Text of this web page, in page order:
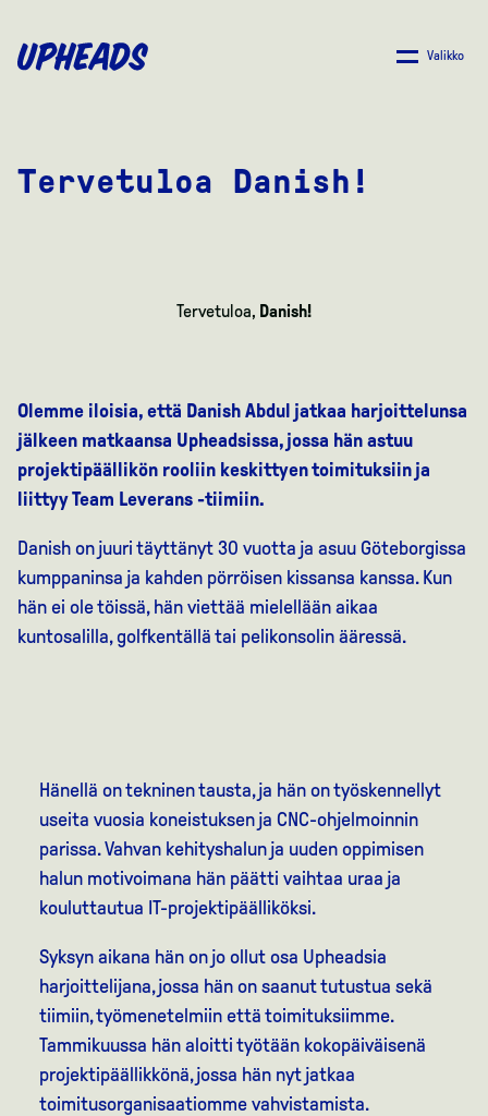
Valikko
Tervetuloa Danish!
Olemme iloisia, että Danish Abdul jatkaa harjoittelunsa
jälkeen matkaansa Upheadsissa, jossa hän astuu
projektipäällikön rooliin keskittyen toimituksiin ja
liittyy Team Leverans -tiimiin.
Danish on juuri täyttänyt 30 vuotta ja asuu Göteborgissa
kumppaninsa ja kahden pörröisen kissansa kanssa. Kun
hän ei ole töissä, hän viettää mielellään aikaa
kuntosalilla, golfkentällä tai pelikonsolin ääressä.
Tervetuloa, Danish!
Hänellä on tekninen tausta, ja hän on työskennellyt
useita vuosia koneistuksen ja CNC-ohjelmoinnin
parissa. Vahvan kehityshalun ja uuden oppimisen
halun motivoimana hän päätti vaihtaa uraa ja
kouluttautua IT-projektipäälliköksi.
Syksyn aikana hän on jo ollut osa Upheadsia
harjoittelijana, jossa hän on saanut tutustua sekä
tiimiin, työmenetelmiin että toimituksiimme.
Tammikuussa hän aloitti työtään kokopäiväisenä
projektipäällikkönä, jossa hän nyt jatkaa
toimitusorganisaatiomme vahvistamista.